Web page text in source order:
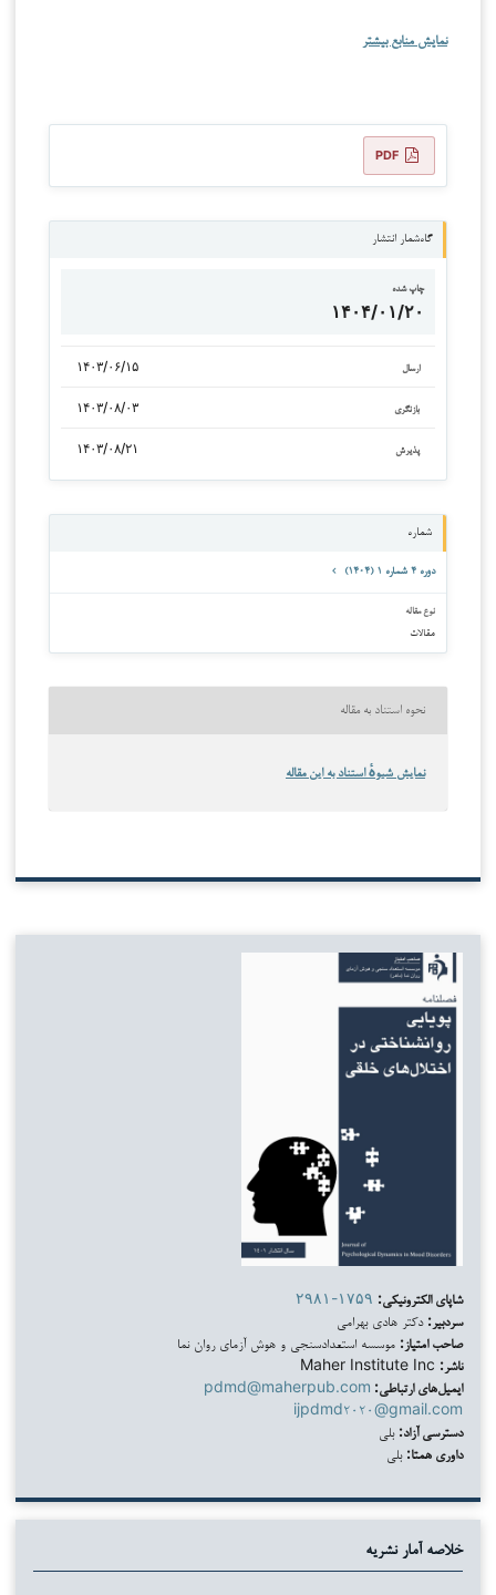
نمایش منابع بیشتر
PDF
گاه‌شمار انتشار
چاپ شده
۱۴۰۴/۰۱/۲۰
ارسال ۱۴۰۳/۰۶/۱۵
بازنگری ۱۴۰۳/۰۸/۰۳
پذیرش ۱۴۰۳/۰۸/۲۱
شماره
دوره ۴ شماره ۱ (۱۴۰۴)
نوع مقاله
مقالات
نحوه استناد به مقاله
نمایش شیوهٔ استناد به این مقاله
شاپای الکترونیکی: ۲۹۸۱-۱۷۵۹
سردبیر: دکتر هادی بهرامی
صاحب امتیاز: موسسه استعدادسنجی و هوش آزمای روان نما
ناشر:
ایمیل‌های ارتباطی: pdmd@maherpub.com
ijpdmd۲۰۲۰@gmail.com
دسترسی آزاد: بلی
داوری همتا: بلی
خلاصه آمار نشریه